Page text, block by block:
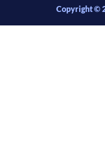
Copyright ©